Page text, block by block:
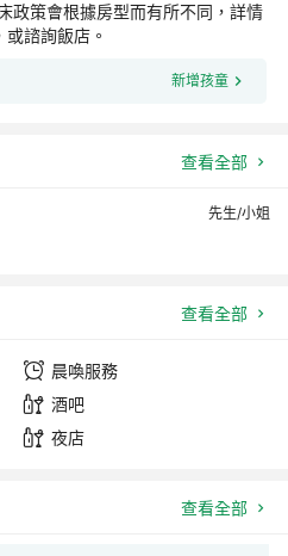
政策會根據房型而有所不同，詳情
諮詢飯店。
新增孩童
查看全部
先生/小姐
查看全部
晨喚服務
酒吧
夜店
查看全部